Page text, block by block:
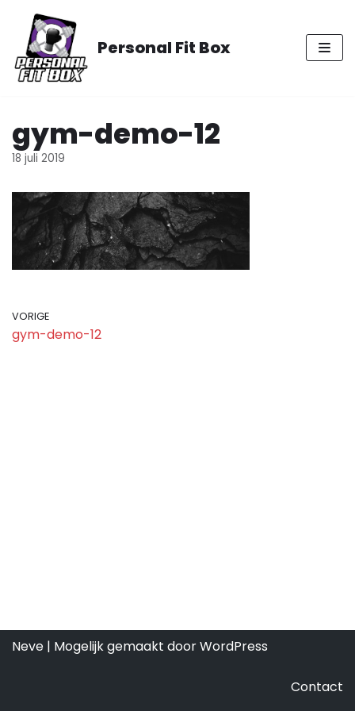
Meteen
naar
de
inhoud
Personal Fit Box
gym-demo-12
18 juli 2019
VORIGE
gym-demo-12
Neve | Mogelijk gemaakt doorWordPress
Contact